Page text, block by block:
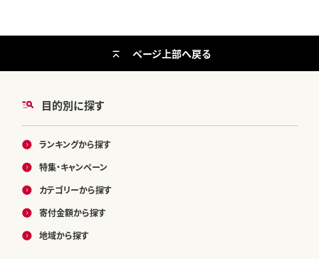
目的別に探す
ランキングから探す
特集・キャンペーン
カテゴリーから探す
寄付金額から探す
地域から探す
ページ上部へ戻る